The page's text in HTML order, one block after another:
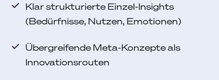
Klar strukturierte Einzel-Insights
(Bedürfnisse, Nutzen, Emotionen)
Übergreifende Meta-Konzepte als
Innovationsrouten